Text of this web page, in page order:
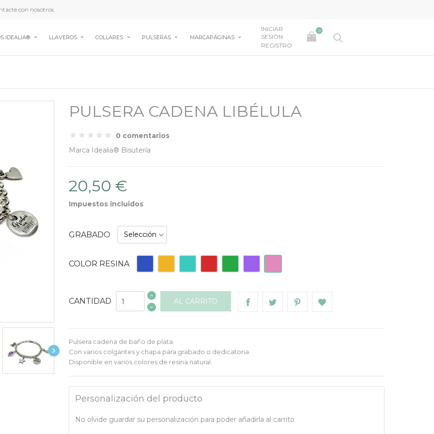
con nosotros
IDEALIA® LLAVEROS COLLARES PULSERAS MARCAPÁGINAS
INICIAR
SESIÓN
REGISTRO
0

PULSERA CADENA LIBÉLULA
0 comentarios
Marca Idealia® Bisutería
20,50 €
Impuestos incluidos
GRABADO
COLOR RESINA Naranja TurquesaRoja Verde Morado
CANTIDAD AL CARRITO
Pulsera cadena de baño de plata.
Con varios colgantes y chapa para grabado o dedicatoria.
Disponible en varios colores de resina natural.
Personalización del producto
No olvide guardar su personalización para poder añadirla al carrito